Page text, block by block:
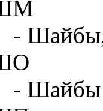
- Шайбы,
- Шайбы